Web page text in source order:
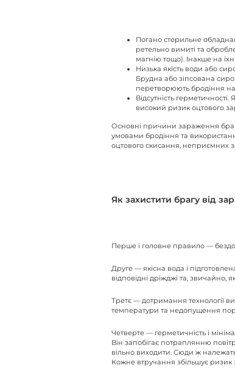
Погано стерильне
ретельно вимиті та
магнію тощо). Інакше на
Низька якість води або
Брудна або зіпсована
перетворюють бродіння
Відсутність
високий ризик оцтового
Основні причини зараження
умовами бродіння та
оцтового скисання, неприємних
Як захистити брагу від
Перше і головне правило —
Друге — якісна вода і
відповідні дріжджі та, звичайно,
Третє — дотримання технології
температури та недопущення
Четверте — герметичність і
Він запобігає потраплянню
вільно виходити. Сюди ж
Кожне втручання збільшує ризик